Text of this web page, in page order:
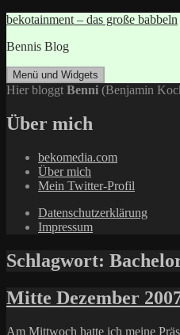
Zum
springen
bekotainment – das große babbeln
Bennis Blog
Menü und Widgets
Hier bloggt Benni (Benjamin
Über mich
bekomedia.com
Über mich
Mein Twitter-Profil
Datenschutzerklärung
Impressum
Schlagwort:
Mitte Dezember
Am Mittwoch hatte ich meine